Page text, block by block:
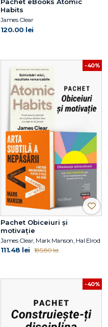
Pachet eBooks Atomic
Habits
James Clear
120.00 lei
-40%
Pachet Obiceiuri și
motivație
James Clear, Mark Manson, Hal Elrod
111.48 lei 185.80 lei
-40%